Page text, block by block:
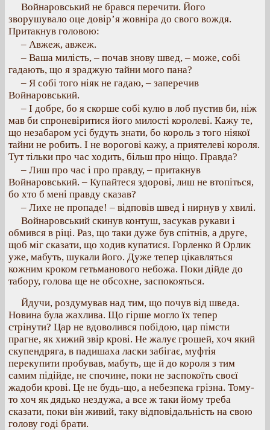
Войнаровський не брався перечити. Його
зворушувало оце довір’я жовніра до свого вождя.
Притакнув головою:
– Авжеж, авжеж.
– Ваша милість, – почав знову швед, – може, собі
гадають, що я зраджую тайни мого пана?
– Я собі того ніяк не гадаю, – заперечив
Войнаровський.
– І добре, бо я скорше собі кулю в лоб пустив би, ніж
мав би спроневіритися його милості королеві. Кажу те,
що незабаром усі будуть знати, бо король з того ніякої
тайни не робить. І не ворогові кажу, а приятелеві короля.
Тут тільки про час ходить, більш про ніщо. Правда?
– Лиш про час і про правду, – притакнув
Войнаровський. – Купайтеся здорові, лиш не втопіться,
бо хто б мені правду сказав?
– Лихе не пропаде! – відповів швед і нирнув у хвилі.
Войнаровський скинув контуш, засукав рукави і
обмився в ріці. Раз, що таки дуже був спітнів, а друге,
щоб міг сказати, що ходив купатися. Горленко й Орлик
уже, мабуть, шукали його. Дуже тепер цікавляться
кожним кроком гетьманового небожа. Поки дійде до
табору, голова ще не обсохне, заспокояться.
Йдучи, роздумував над тим, що почув від шведа.
Новина була жахлива. Що гірше могло їх тепер
стрінути? Цар не вдоволився побідою, цар пімсти
прагне, як хижий звір крові. Не жалує грошей, хоч який
скупендряга, в падишаха ласки забігає, муфтія
перекупити пробував, мабуть, ще й до короля з тим
самим підійде, не спочине, поки не заспокоїть своєї
жадоби крові. Це не будь-що, а небезпека грізна. Тому-
то хоч як дядько нездужа, а все ж таки йому треба
сказати, поки він живий, таку відповідальність на свою
голову годі брати.